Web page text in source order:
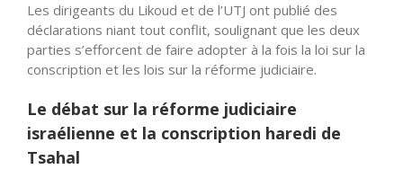
Les dirigeants du Likoud et de l’UTJ ont publié des
déclarations niant tout conflit, soulignant que les deux
parties s’efforcent de faire adopter à la fois la loi sur la
conscription et les lois sur la réforme judiciaire.
Le débat sur la réforme judiciaire
israélienne et la conscription haredi de
Tsahal